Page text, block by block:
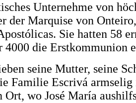
Unternehme von
der Marquise von
Sie hatten 58
4000 die Erstkommunion
seine Mutter, seine
Familie Escrivá
wo José María